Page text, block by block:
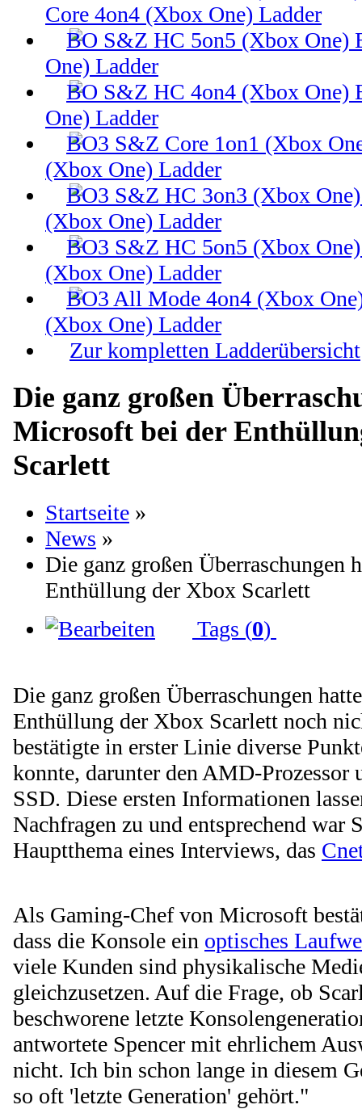
Core 4on4 (Xbox One) Ladder
One) Ladder
One) Ladder
(Xbox One) Ladder
(Xbox One) Ladder
(Xbox One) Ladder
(Xbox One) Ladder
Zur kompletten Ladderübersicht
Die ganz großen
Microsoft bei der
Scarlett
Startseite »
News »
Die ganz großen Überraschungen
Enthüllung der Xbox Scarlett
Tags (0)
Die ganz großen Überraschungen
Enthüllung der Xbox Scarlett noch
bestätigte in erster Linie diverse
konnte, darunter den AMD-Prozessor
SSD. Diese ersten Informationen
Nachfragen zu und entsprechend war
Hauptthema eines Interviews, das
Als Gaming-Chef von Microsoft
dass die Konsole ein optisches
viele Kunden sind physikalische
gleichzusetzen. Auf die Frage, ob
beschworene letzte
antwortete Spencer mit ehrlichem
nicht. Ich bin schon lange in diesem
so oft 'letzte Generation' gehört."